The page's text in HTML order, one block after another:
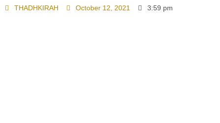
THADHKIRAH October 12, 2021 3:59 pm